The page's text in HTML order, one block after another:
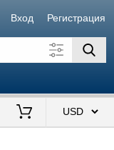
Вход Регистрация